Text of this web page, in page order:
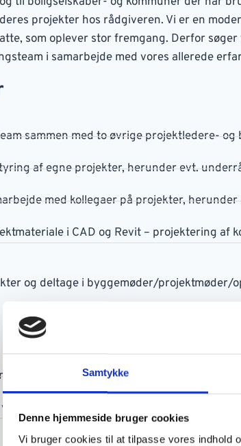
Samtykke
Denne hjemmeside bruger cookies
Vi bruger cookies til at tilpasse vores indhold
projekter hos rådgiveren. Vi er en
som oplever stor fremgang. Derfor søger
i samarbejde med vores allerede
sammen med to øvrige projektledere-
af egne projekter, herunder evt.
med kollegaer på projekter,
i CAD og Revit – projektering af
og deltage i byggemøder/projektmøder/
og har +5 års erfaring
og kendskab til at projektere